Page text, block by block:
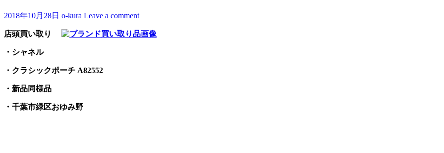
2018年10月28日 o-kura Leave a comment
店頭買い取り
・シャネル
・クラシックポーチ A82552
・新品同様品
・千葉市緑区おゆみ野